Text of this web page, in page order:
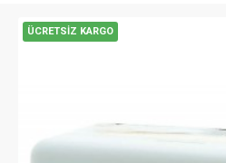
ÜCRETSIZ KARGO